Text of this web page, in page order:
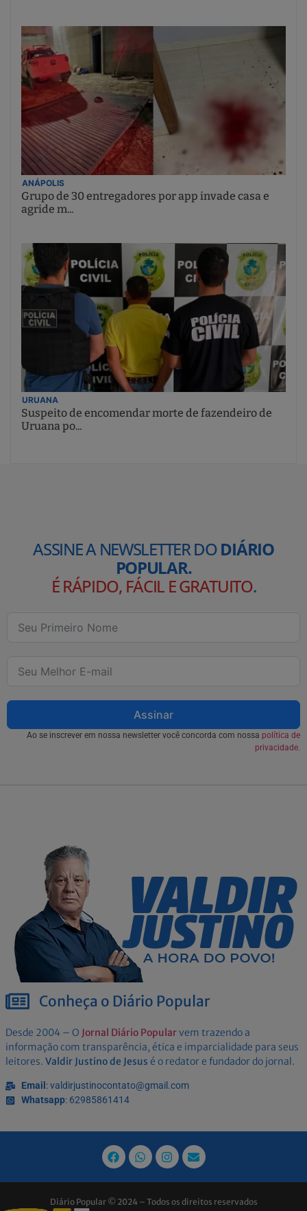
ANÁPOLIS
Grupo de 30 entregadores por app invade casa e
agride m...
URUANA
Suspeito de encomendar morte de fazendeiro de
Uruana po...
ASSINE A NEWSLETTER DODIÁRIO
POPULAR.
É RÁPIDO, FÁCIL E GRATUITO.
Assinar
Ao se inscrever em nossa newsletter você concorda com nossa política de
privacidade.
Conheça o Diário Popular
Desde 2004 – O Jornal Diário Popularvem trazendo a
informação com transparência, ética e imparcialidade para seus
leitores. Valdir Justino de Jesus é o redator e fundador do jornal.
Email : valdirjustinocontato@gmail.com
Whatsapp: 62985861414
Diário Popular © 2024 – Todos os direitos reservados